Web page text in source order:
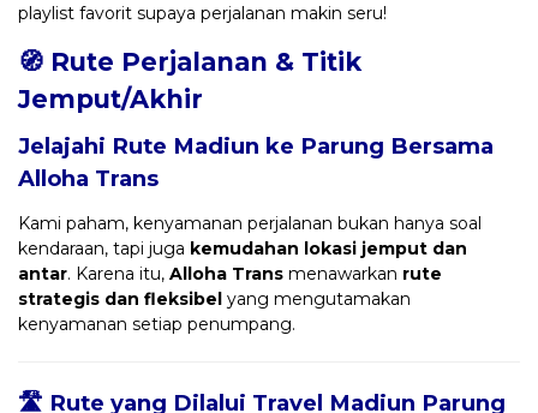
playlist favorit supaya perjalanan makin seru!
🧭 Rute Perjalanan & Titik
Jemput/Akhir
Jelajahi Rute Madiun ke Parung Bersama
Alloha Trans
Kami paham, kenyamanan perjalanan bukan hanya soal
kendaraan, tapi juga kemudahan lokasi jemput dan
antar. Karena itu, Alloha Trans menawarkan rute
strategis dan fleksibel yang mengutamakan
kenyamanan setiap penumpang.
🛣️ Rute yang Dilalui Travel Madiun Parung